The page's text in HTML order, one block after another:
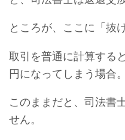
ところが、ここに「抜
取引を普通に計算する
円になってしまう場合。
このままだと、司法書
せん。